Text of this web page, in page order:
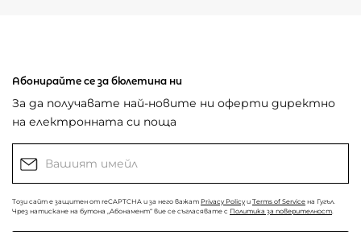
Абонирайте се за бюлетина ни
За да получавате най-новите ни оферти директно
на електронната си поща
Този сайт е защитен от reCAPTCHA и за него важат Privacy Policy и Terms of Service на Гугъл.
Чрез натискане на бутона „Абонамент“ вие се съгласявате с Политика за поверителност